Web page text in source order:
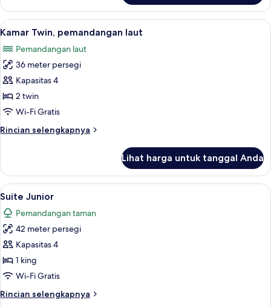
Kamar
Twin
Standar
Lihat
semua
foto
untuk
Kamar
Twin,
pemandangan
Minibar, brankas, meja kerja, dan
8
Kamar Twin, pemandangan laut
Pemandangan laut
36 meter persegi
Kapasitas 4
2 twin
Wi-Fi Gratis
Rincian selengkapnya
Rincian
Kamar
Twin,
pemandangan
laut
Lihat harga untuk tanggal Anda
Lihat
semua
foto
untuk
Suite
Junior
Minibar, brankas, meja kerja, dan
5
Suite Junior
Pemandangan taman
42 meter persegi
Kapasitas 4
1 king
Wi-Fi Gratis
Rincian selengkapnya
Rincian